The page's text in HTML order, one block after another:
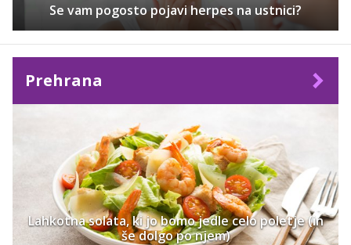
Se vam pogosto pojavi herpes na ustnici?
Prehrana
Lahkotna solata, ki jo bomo jedle celo poletje (in
še dolgo po njem)